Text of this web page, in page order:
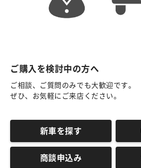
ご購入を検討中の方へ
ご相談、ご質問のみでも大歓迎です。
ぜひ、お気軽にご来店ください。
新車を探す
商談申込み